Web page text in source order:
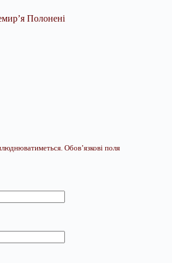
Полонені
Обов’язкові поля